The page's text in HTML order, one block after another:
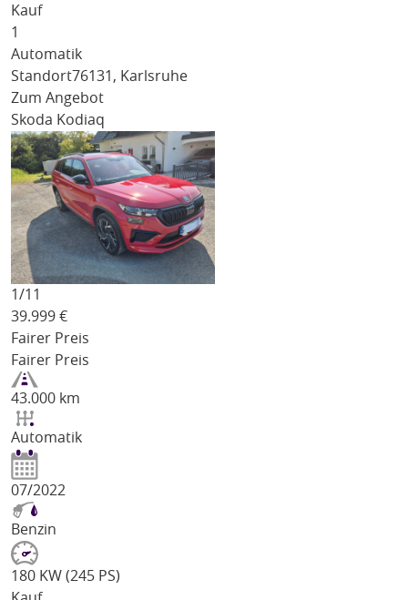
Kauf
1
Automatik
Standort76131, Karlsruhe
Zum Angebot
Skoda Kodiaq
1/11
39.999 €
Fairer Preis
Fairer Preis
43.000 km
Automatik
07/2022
Benzin
180 KW (245 PS)